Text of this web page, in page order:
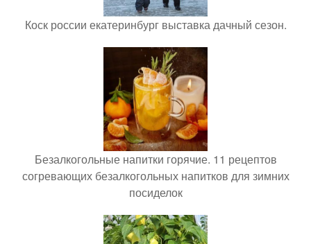
Коск россии екатеринбург выставка дачный сезон.
Безалкогольные напитки горячие. 11 рецептов
согревающих безалкогольных напитков для зимних
посиделок